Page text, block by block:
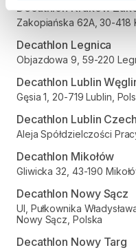
Decathlon Kraków
Zakopiańska 62A, 30-418
Decathlon Legnica
Objazdowa 9, 59-220
Decathlon Lublin
Gęsia 1, 20-719 Lublin,
Decathlon Lublin
Aleja Spółdzielczości
Decathlon Mikołów
Gliwicka 32, 43-190
Decathlon Nowy Sącz
Ul, Pułkownika
Nowy Sącz, Polska
Decathlon Nowy Targ